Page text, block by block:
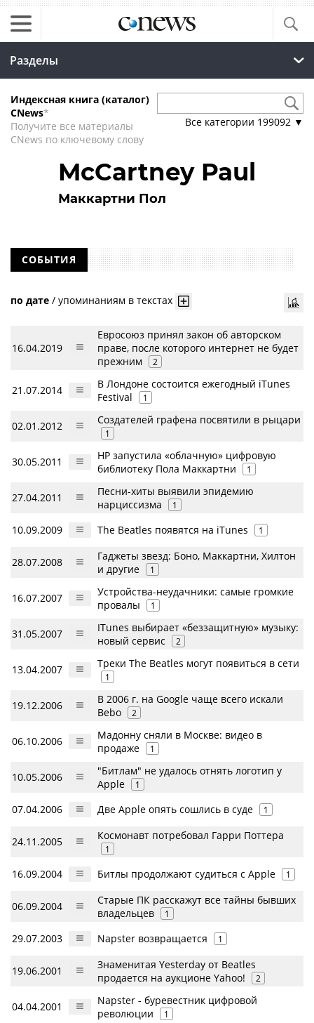
Разделы
Индексная книга (каталог)
CNews*
Получите все материалы
CNews по ключевому слову
Все категории 199092 ▼
McCartney Paul
Маккартни Пол
СОБЫТИЯ
по дате / упоминаниям в текстах
16.04.2019
Евросоюз принял закон об авторском
праве, после которого интернет не будет
прежним
2
21.07.2014
В Лондоне состоится ежегодный iTunes
Festival
1
02.01.2012 Создателей графена посвятили в рыцари
1
30.05.2011
HP запустила «облачную» цифровую
библиотеку Пола Маккартни
1
27.04.2011
Песни-хиты выявили эпидемию
нарциссизма
1
10.09.2009 The Beatles появятся на iTunes 1
28.07.2008
Гаджеты звезд: Боно, Маккартни, Хилтон
и другие
1
16.07.2007
Устройства-неудачники: самые громкие
провалы
1
31.05.2007
ITunes выбирает «беззащитную» музыку:
новый сервис
2
13.04.2007 Треки The Beatles могут появиться в сети
1
19.12.2006
В 2006 г. на Google чаще всего искали
Bebo
2
06.10.2006
Мадонну сняли в Москве: видео в
продаже
1
10.05.2006
"Битлам" не удалось отнять логотип у
Apple
1
07.04.2006 Две Apple опять сошлись в суде 1
24.11.2005 Космонавт потребовал Гарри Поттера
1
16.09.2004 Битлы продолжают судиться с Apple 1
06.09.2004
Старые ПК расскажут все тайны бывших
владельцев
1
29.07.2003 Napster возвращается 1
19.06.2001
Знаменитая Yesterday от Beatles
продается на аукционе Yahoo!
2
04.04.2001
Napster - буревестник цифровой
революции
1